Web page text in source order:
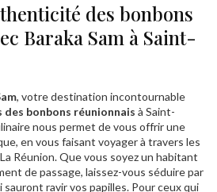
des bonbons
Baraka Sam à Saint-
, votre destination incontournable
des bonbons réunionnais à Saint-
nous permet de vous offrir une
en vous faisant voyager à travers les
Réunion. Que vous soyez un habitant
de passage, laissez-vous séduire par
ravir vos papilles. Pour ceux qui